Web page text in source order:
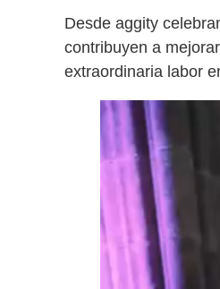
Desde aggity
contribuyen a
extraordinaria labor